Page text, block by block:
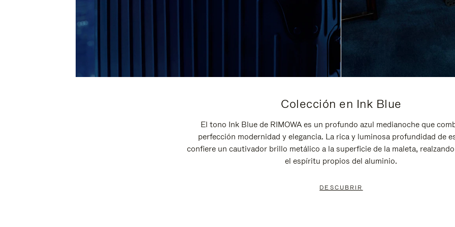
Colección en Ink Blue
El tono Ink Blue de RIMOWA es un profundo azul medianoche que
perfección modernidad y elegancia. La rica y luminosa profundidad de
confiere un cautivador brillo metálico a la superficie de la maleta,
el espíritu propios del aluminio.
DESCUBRIR